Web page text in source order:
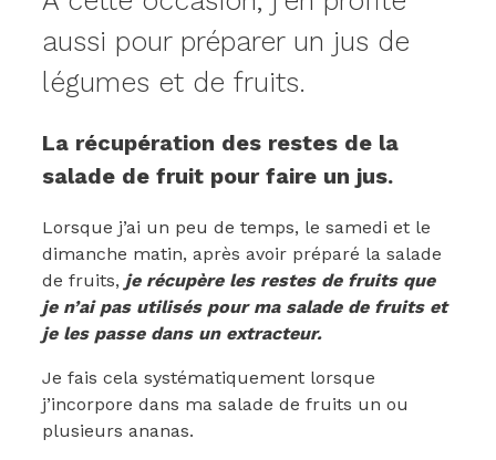
aussi pour préparer un jus de
légumes et de fruits.
La récupération des restes de la
salade de fruit pour faire un jus.
Lorsque j’ai un peu de temps, le samedi et le
dimanche matin, après avoir préparé la salade
de fruits, je récupère les restes de fruits que
je n’ai pas utilisés pour ma salade de fruits et
je les passe dans un extracteur.
Je fais cela systématiquement lorsque
j’incorpore dans ma salade de fruits un ou
plusieurs ananas.